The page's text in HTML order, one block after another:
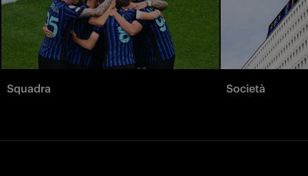
Squadra Società